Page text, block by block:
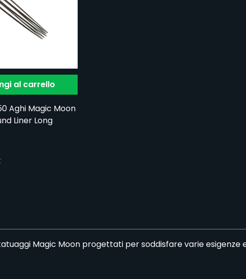
al carrello
Aghi Magic Moon
Liner Long
Magic Moon progettati per soddisfare varie esigenze